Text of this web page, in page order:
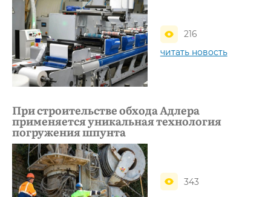
216
читать новость
При строительстве обхода Адлера
применяется уникальная технология
погружения шпунта
343